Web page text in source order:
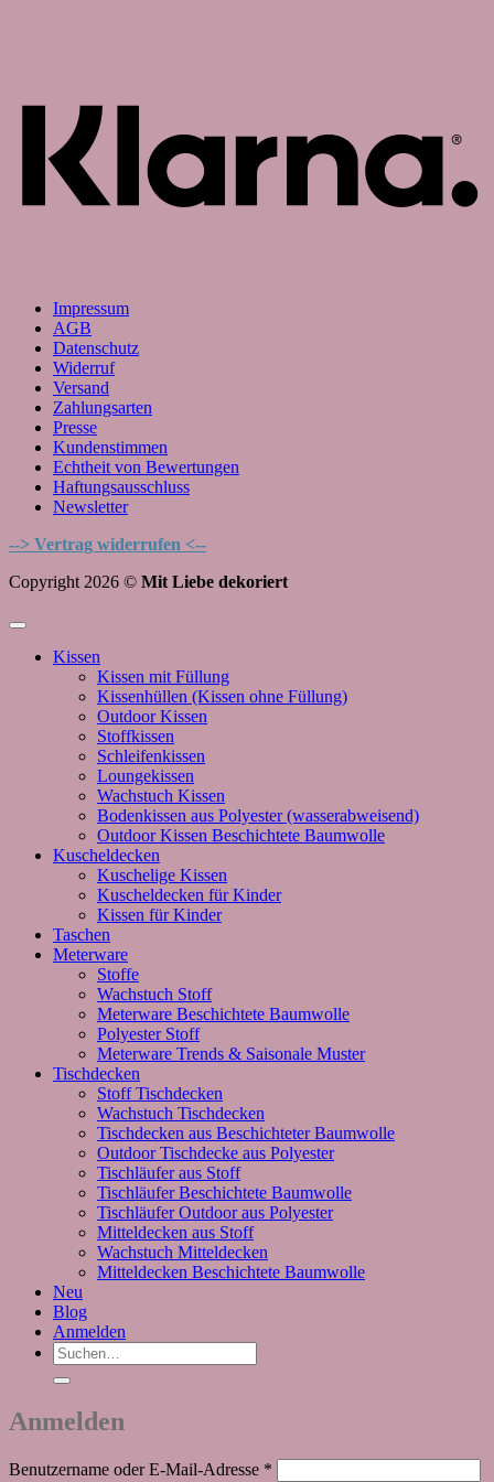
Impressum
AGB
Datenschutz
Widerruf
Versand
Zahlungsarten
Presse
Kundenstimmen
Echtheit von Bewertungen
Haftungsausschluss
Newsletter
--> Vertrag widerrufen <--
Copyright 2026 © Mit Liebe dekoriert
Kissen
Kissen mit Füllung
Kissenhüllen (Kissen ohne Füllung)
Outdoor Kissen
Stoffkissen
Schleifenkissen
Loungekissen
Wachstuch Kissen
Bodenkissen aus Polyester (wasserabweisend)
Outdoor Kissen Beschichtete Baumwolle
Kuscheldecken
Kuschelige Kissen
Kuscheldecken für Kinder
Kissen für Kinder
Taschen
Meterware
Stoffe
Wachstuch Stoff
Meterware Beschichtete Baumwolle
Polyester Stoff
Meterware Trends & Saisonale Muster
Tischdecken
Stoff Tischdecken
Wachstuch Tischdecken
Tischdecken aus Beschichteter Baumwolle
Outdoor Tischdecke aus Polyester
Tischläufer aus Stoff
Tischläufer Beschichtete Baumwolle
Tischläufer Outdoor aus Polyester
Mitteldecken aus Stoff
Wachstuch Mitteldecken
Mitteldecken Beschichtete Baumwolle
Neu
Blog
Anmelden
Suchen
nach:
Anmelden
Benutzername oder E-Mail-Adresse *